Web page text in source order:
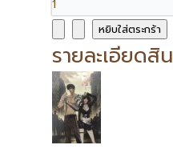
รายละเอียดสิ